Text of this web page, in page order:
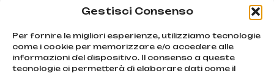
Gestisci Consenso
Per fornire le migliori esperienze, utilizziamo tecnologie
come i cookie per memorizzare e/o accedere alle
informazioni del dispositivo. Il consenso a queste
tecnologie ci permetterà di elaborare dati come il
Move Up